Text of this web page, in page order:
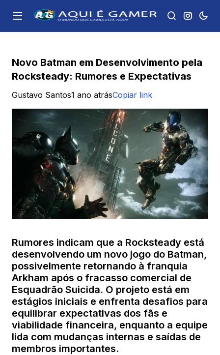
Novo Batman em Desenvolvimento pela
Rocksteady: Rumores e Expectativas
Gustavo Santos1 ano atrásCopiar link
Rumores indicam que a Rocksteady está
desenvolvendo um novo jogo do Batman,
possivelmente retornando à franquia
Arkham após o fracasso comercial de
Esquadrão Suicida. O projeto está em
estágios iniciais e enfrenta desafios para
equilibrar expectativas dos fãs e
viabilidade financeira, enquanto a equipe
lida com mudanças internas e saídas de
membros importantes.